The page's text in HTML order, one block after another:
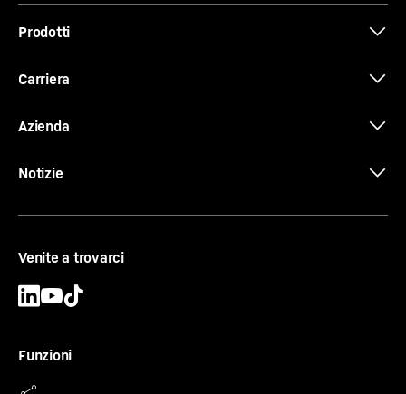
Brochure Quick Coupling Systems
Potenza di sistema-237 kW
Livello dei gas di scarico
l/h al calcolatore dei consumi
Vedi paesi
Prodotti
Carriera
Azienda
Notizie
Venite a trovarci
Funzioni